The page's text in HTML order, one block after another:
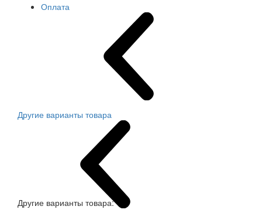
Оплата
Другие варианты товара
Другие варианты товара: